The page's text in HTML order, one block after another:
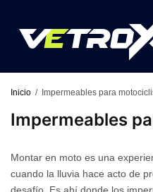
Inicio / Impermeables para
Impermeables
Montar en moto es una
cuando la lluvia hace acto de